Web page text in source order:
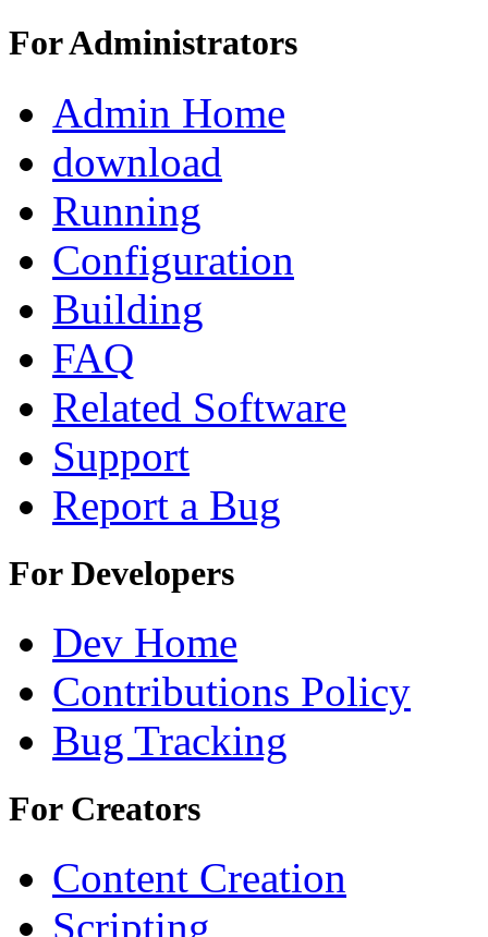
For Administrators
Admin Home
download
Running
Configuration
Building
FAQ
Related Software
Support
Report a Bug
For Developers
Dev Home
Contributions Policy
Bug Tracking
For Creators
Content Creation
Scripting